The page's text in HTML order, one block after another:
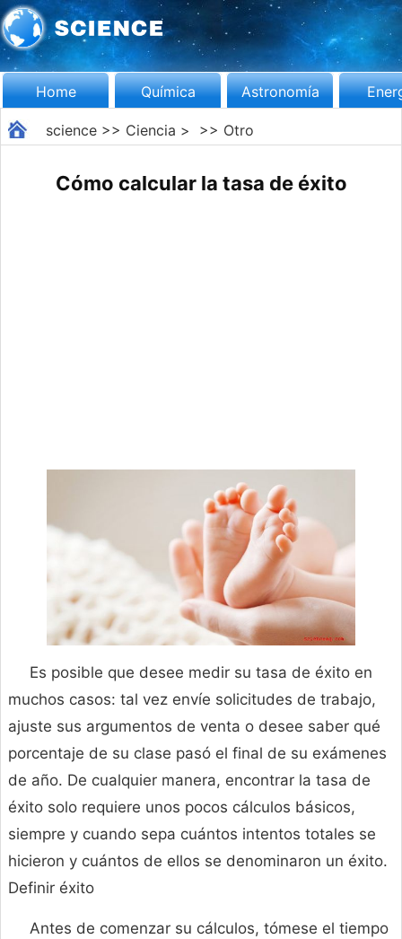
Home Química Astronomía
science>> Ciencia > >> Otro
Cómo calcular la tasa de éxito
Es posible que desee medir su tasa de éxito en
muchos casos: tal vez envíe solicitudes de trabajo,
ajuste sus argumentos de venta o desee saber qué
porcentaje de su clase pasó el final de su exámenes
de año. De cualquier manera, encontrar la tasa de
éxito solo requiere unos pocos cálculos básicos,
siempre y cuando sepa cuántos intentos totales se
hicieron y cuántos de ellos se denominaron un éxito.
Definir éxito
Antes de comenzar su cálculos, tómese el tiempo